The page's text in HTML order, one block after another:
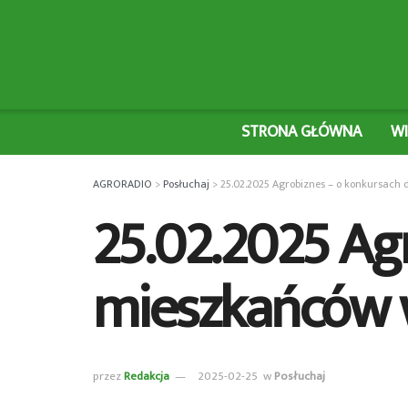
STRONA GŁÓWNA
AGRORADIO >Posłuchaj >25.02.2025 Agrobiznes – o
25.02.2025
przezRedakcja 2025-02-25 wPosłuchaj